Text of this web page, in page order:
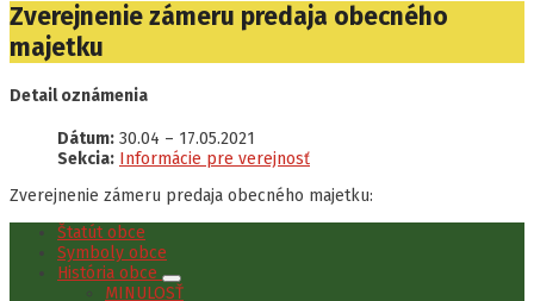
Zverejnenie zámeru predaja obecného
majetku
Detail oznámenia
Dátum: 30.04 – 17.05.2021
Sekcia: Informácie pre verejnosť
Zverejnenie zámeru predaja obecného majetku:
Štatút obce
Symboly obce
História obce
MINULOSŤ